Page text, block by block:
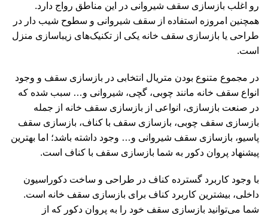
رو اغلب بازسازی سقف شیروانی در این مناطق رواج دارد.
همچنین امروزه استفاده از سقف شیروانی و سطوح شیب دار در
طراحی یا بازسازی سقف خانه یکی از تکنیک‌های زیباسازی منزل
است.
در مجموع متنوع بودن متریال انتخابی در بازسازی سقف و وجود
انواع سقف خانه مانند چوبی، گچی، شیروانی و… سبب شده که
در صنعت بازسازی، انواعی از بازسازی سقف خانه از جمله
بازسازی سقف چوبی، بازسازی سقف با کناف، بازسازی سقف
پاسیو، بازسازی سقف شیروانی و… وجود داشته باشد؛ اما بهترین
پیشنهاد پروان دکور به شما بازسازی سقف با کناف است.
با وجود کاربرد گسترده کناف در طراحی و ساخت دکوراسیون
داخلی، بیشترین کاربرد کناف برای بازسازی سقف خانه است.
شما می‌توانید بازسازی سقف خود را به پروان دکور که از